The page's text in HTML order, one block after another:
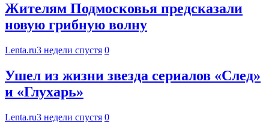
Жителям Подмосковья предсказали
новую грибную волну
Lenta.ru3 недели спустя 0
Ушел из жизни звезда сериалов «След»
и «Глухарь»
Lenta.ru3 недели спустя 0